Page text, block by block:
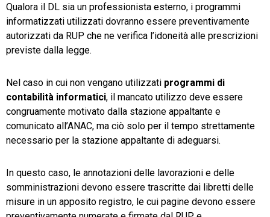
Qualora il DL sia un professionista esterno, i programmi
informatizzati utilizzati dovranno essere preventivamente
autorizzati da RUP che ne verifica l’idoneità alle prescrizioni
previste dalla legge.
Nel caso in cui non vengano utilizzati programmi di
contabilità informatici, il mancato utilizzo deve essere
congruamente motivato dalla stazione appaltante e
comunicato all’ANAC, ma ciò solo per il tempo strettamente
necessario per la stazione appaltante di adeguarsi.
In questo caso, le annotazioni delle lavorazioni e delle
somministrazioni devono essere trascritte dai libretti delle
misure in un apposito registro, le cui pagine devono essere